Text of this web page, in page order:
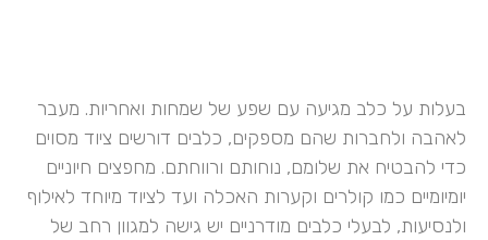
בעלות על כלב מגיעה עם שפע של שמחות ואחריות. מעבר
לאהבה ולחברות שהם מספקים, כלבים דורשים ציוד מסוים
כדי להבטיח את שלומם, נוחותם ורווחתם. מחפצים חיוניים
יומיומיים כמו קולרים וקערות האכלה ועד לציוד מיוחד לאילוף
ולנסיעות, לבעלי כלבים מודרניים יש גישה למגוון רחב של